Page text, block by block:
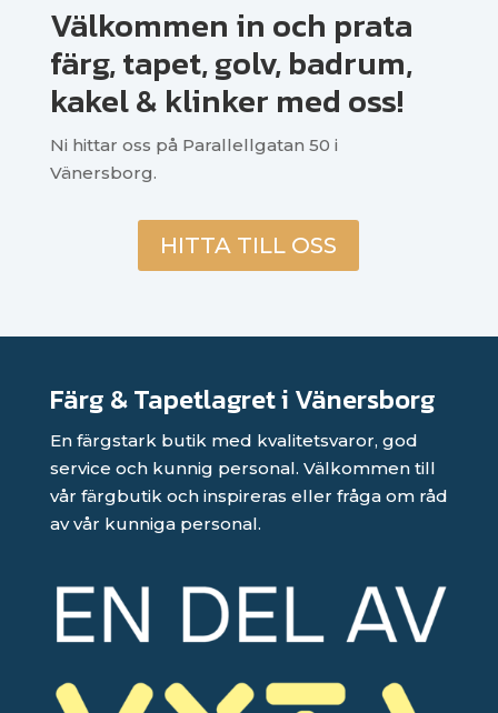
Välkommen in och prata
färg, tapet, golv, badrum,
kakel & klinker med oss!
Ni hittar oss på Parallellgatan 50 i
Vänersborg.
HITTA TILL OSS
Färg & Tapetlagret i Vänersborg
En färgstark butik med kvalitetsvaror, god
service och kunnig personal. Välkommen till
vår färgbutik och inspireras eller fråga om råd
av vår kunniga personal.